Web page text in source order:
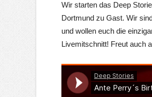
Wir starten das Deep
Dortmund zu Gast. Wir
und wollen euch die
Livemitschnitt! Freut auch